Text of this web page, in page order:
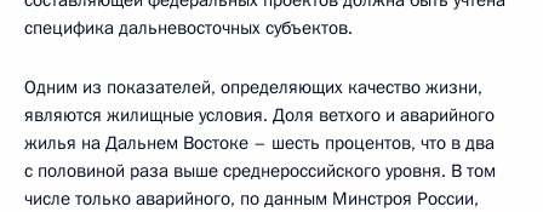
специфика дальневосточных субъектов.
Одним из показателей, определяющих качество жизни,
являются жилищные условия. Доля ветхого и аварийного
жилья на Дальнем Востоке – шесть процентов, что в два
с половиной раза выше среднероссийского уровня. В том
числе только аварийного, по данным Минстроя России,